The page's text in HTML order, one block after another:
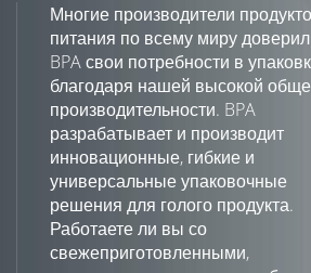
Многие производители
питания по всему миру
BPA свои потребности в
благодаря нашей высокой
производительности. BPA
разрабатывает и производит
инновационные, гибкие и
универсальные упаковочные
решения для голого продукта.
Работаете ли вы со
свежеприготовленными,